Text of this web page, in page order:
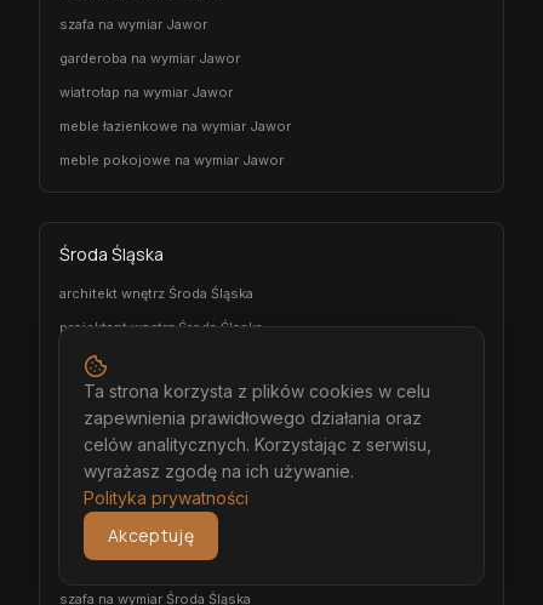
szafa na wymiar Jawor
garderoba na wymiar Jawor
wiatrołap na wymiar Jawor
meble łazienkowe na wymiar Jawor
meble pokojowe na wymiar Jawor
Środa Śląska
architekt wnętrz Środa Śląska
projektant wnętrz Środa Śląska
projekt wnętrz Środa Śląska
projektowanie wnętrz Środa Śląska
aranżacja wnętrz Środa Śląska
wizualizacja wnętrz Środa Śląska
meble na wymiar Środa Śląska
stolarz Środa Śląska
kuchnia na wymiar Środa Śląska
szafa na wymiar Środa Śląska
Ta strona korzysta z plików cookies w celu
zapewnienia prawidłowego działania oraz
celów analitycznych. Korzystając z serwisu,
wyrażasz zgodę na ich używanie.
Polityka prywatności
Akceptuję